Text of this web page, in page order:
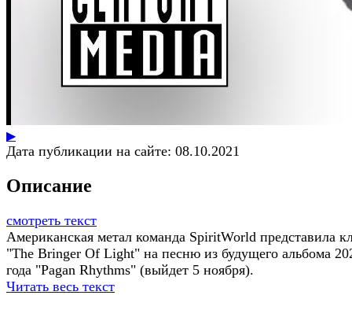
▶
Дата публикации на сайте: 08.10.2021
Описание
смотреть текст
Американская метал команда SpiritWorld представила
"The Bringer Of Light" на песню из будущего альбома
года "Pagan Rhythms" (выйдет 5 ноября).
Читать весь текст